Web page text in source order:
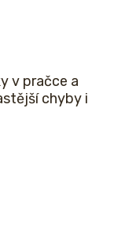
v pračce a
chyby i